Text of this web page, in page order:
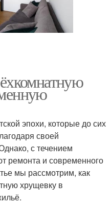
эпохи, которые до сих
своей
с течением
ремонта и современного
мы рассмотрим, как
хрущевку в